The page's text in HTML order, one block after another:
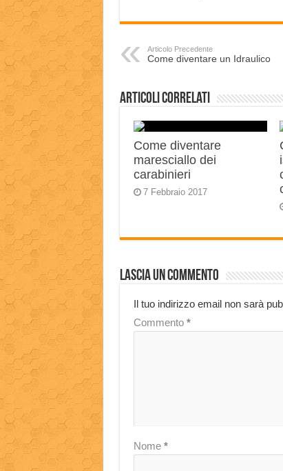
Articolo Precedente
Come diventare un Idraulico
Articoli correlati
Come diventare
maresciallo dei
carabinieri
7 Febbraio 2017
Lascia un commento
Il tuo indirizzo email non sarà
Commento *
Nome *